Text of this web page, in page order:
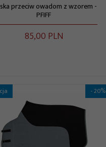
przeciw owadom z wzorem -
PFIFF
85,00 PLN
- 20%